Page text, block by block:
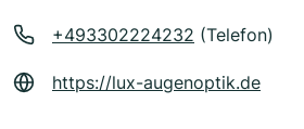
+493302224232 (Telefon)
https://lux-augenoptik.de